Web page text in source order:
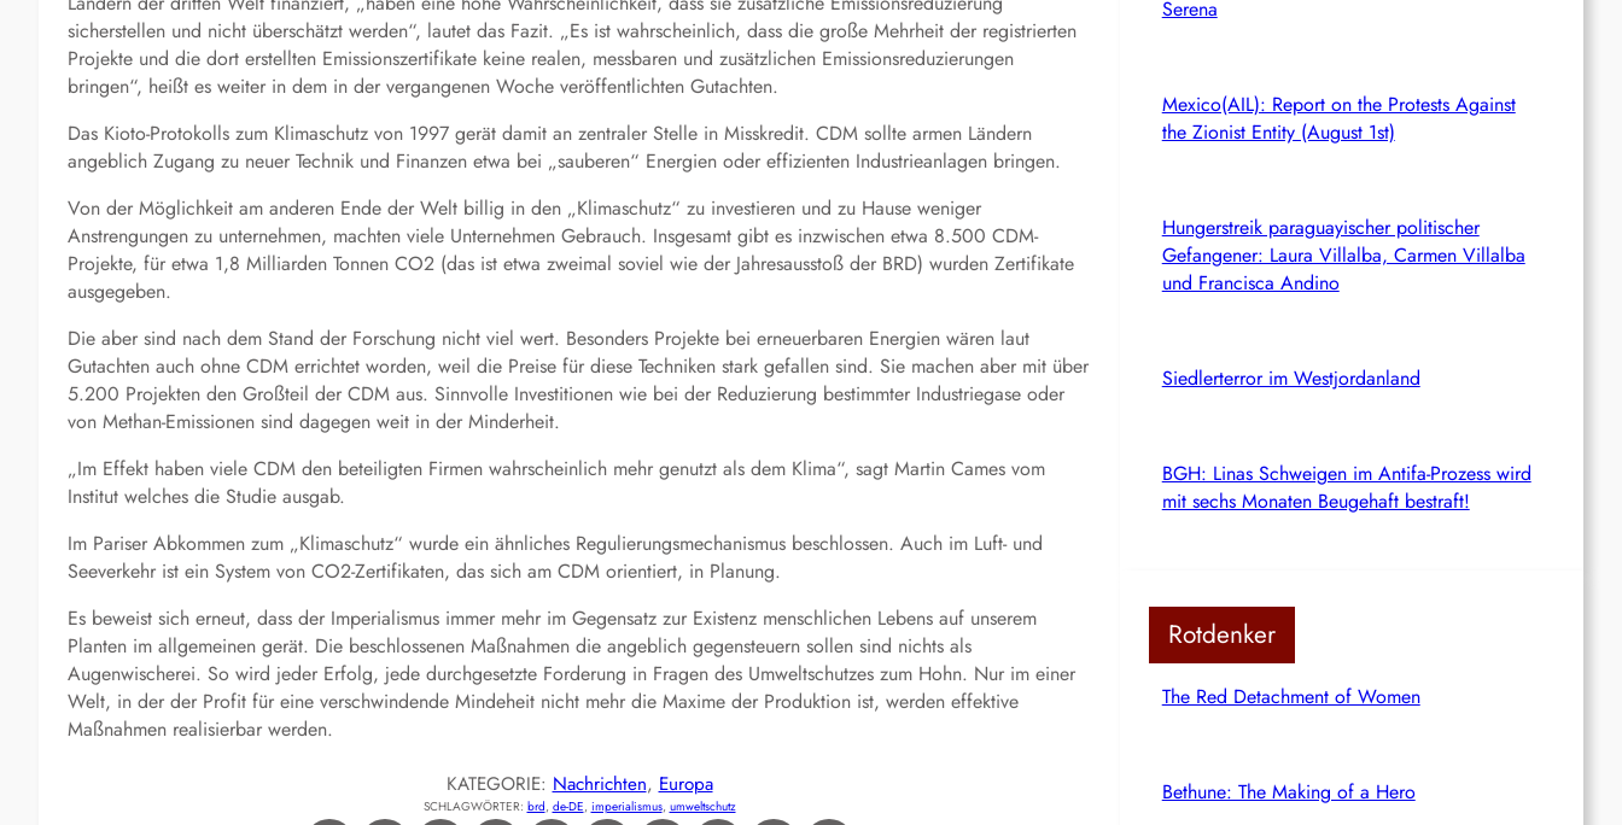
sicherstellen und nicht überschätzt werden“, lautet das Fazit. „Es ist wahrscheinlich, dass die große Mehrheit der registrierten
Projekte und die dort erstellten Emissionszertifikate keine realen, messbaren und zusätzlichen Emissionsreduzierungen
bringen“, heißt es weiter in dem in der vergangenen Woche veröffentlichten Gutachten.
Das Kioto-Protokolls zum Klimaschutz von 1997 gerät damit an zentraler Stelle in Misskredit. CDM sollte armen Ländern
angeblich Zugang zu neuer Technik und Finanzen etwa bei „sauberen“ Energien oder effizienten Industrieanlagen bringen.
Von der Möglichkeit am anderen Ende der Welt billig in den „Klimaschutz“ zu investieren und zu Hause weniger
Anstrengungen zu unternehmen, machten viele Unternehmen Gebrauch. Insgesamt gibt es inzwischen etwa 8.500 CDM-
Projekte, für etwa 1,8 Milliarden Tonnen CO2 (das ist etwa zweimal soviel wie der Jahresausstoß der BRD) wurden Zertifikate
ausgegeben.
Die aber sind nach dem Stand der Forschung nicht viel wert. Besonders Projekte bei erneuerbaren Energien wären laut
Gutachten auch ohne CDM errichtet worden, weil die Preise für diese Techniken stark gefallen sind. Sie machen aber mit über
5.200 Projekten den Großteil der CDM aus. Sinnvolle Investitionen wie bei der Reduzierung bestimmter Industriegase oder
von Methan-Emissionen sind dagegen weit in der Minderheit.
„Im Effekt haben viele CDM den beteiligten Firmen wahrscheinlich mehr genutzt als dem Klima“, sagt Martin Cames vom
Institut welches die Studie ausgab.
Im Pariser Abkommen zum „Klimaschutz“ wurde ein ähnliches Regulierungsmechanismus beschlossen. Auch im Luft- und
Seeverkehr ist ein System von CO2-Zertifikaten, das sich am CDM orientiert, in Planung.
Es beweist sich erneut, dass der Imperialismus immer mehr im Gegensatz zur Existenz menschlichen Lebens auf unserem
Planten im allgemeinen gerät. Die beschlossenen Maßnahmen die angeblich gegensteuern sollen sind nichts als
Augenwischerei. So wird jeder Erfolg, jede durchgesetzte Forderung in Fragen des Umweltschutzes zum Hohn. Nur im einer
Welt, in der der Profit für eine verschwindende Mindeheit nicht mehr die Maxime der Produktion ist, werden effektive
Maßnahmen realisierbar werden.
KATEGORIE: Nachrichten, Europa
SCHLAGWÖRTER: brd, de-DE, imperialismus, umweltschutz
Serena
Mexico(AIL): Report on the Protests Against
the Zionist Entity (August 1st)
Hungerstreik paraguayischer politischer
Gefangener: Laura Villalba, Carmen Villalba
und Francisca Andino
Siedlerterror im Westjordanland
BGH: Linas Schweigen im Antifa-Prozess wird
mit sechs Monaten Beugehaft bestraft!
Rotdenker
The Red Detachment of Women
Bethune: The Making of a Hero